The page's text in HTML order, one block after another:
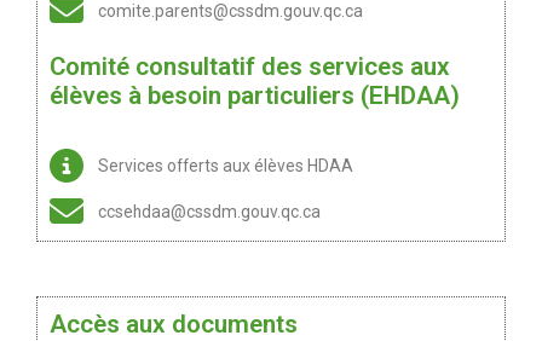
comite.parents@cssdm.gouv.qc.ca
Comité consultatif des services aux
élèves à besoin particuliers (EHDAA)
Services offerts aux élèves HDAA
ccsehdaa@cssdm.gouv.qc.ca
Accès aux documents